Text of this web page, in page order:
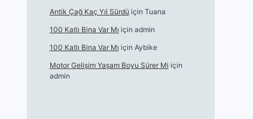
Antik Çağ Kaç Yıl Sürdü için Tuana
100 Katlı Bina Var Mı için admin
100 Katlı Bina Var Mı için Aybike
Motor Gelişim Yaşam Boyu Sürer Mi için
admin